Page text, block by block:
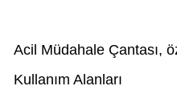
Acil Müdahale Çantası,
Kullanım Alanları